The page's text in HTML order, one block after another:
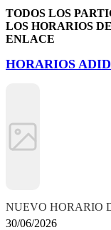
TODOS LOS
LOS HORARIOS
ENLACE
HORARIOS
NUEVO HORARIO
30/06/2026